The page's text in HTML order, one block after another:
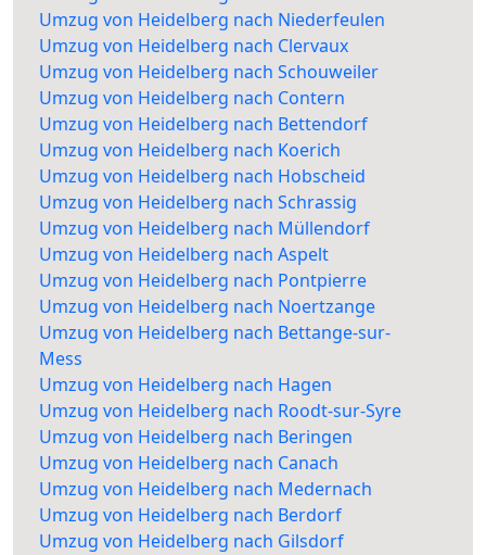
Umzug von Heidelberg nach Niederfeulen
Umzug von Heidelberg nach Clervaux
Umzug von Heidelberg nach Schouweiler
Umzug von Heidelberg nach Contern
Umzug von Heidelberg nach Bettendorf
Umzug von Heidelberg nach Koerich
Umzug von Heidelberg nach Hobscheid
Umzug von Heidelberg nach Schrassig
Umzug von Heidelberg nach Müllendorf
Umzug von Heidelberg nach Aspelt
Umzug von Heidelberg nach Pontpierre
Umzug von Heidelberg nach Noertzange
Umzug von Heidelberg nach Bettange-sur-
Mess
Umzug von Heidelberg nach Hagen
Umzug von Heidelberg nach Roodt-sur-Syre
Umzug von Heidelberg nach Beringen
Umzug von Heidelberg nach Canach
Umzug von Heidelberg nach Medernach
Umzug von Heidelberg nach Berdorf
Umzug von Heidelberg nach Gilsdorf